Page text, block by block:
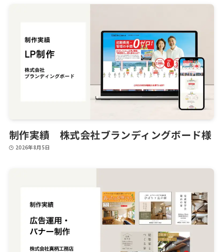
制作実績 株式会社ブランディングボード様
2026年8月5日